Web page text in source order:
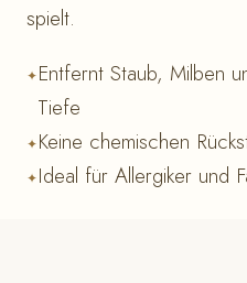
spielt.
Entfernt Staub, Milben
Tiefe
Keine chemischen
Ideal für Allergiker und